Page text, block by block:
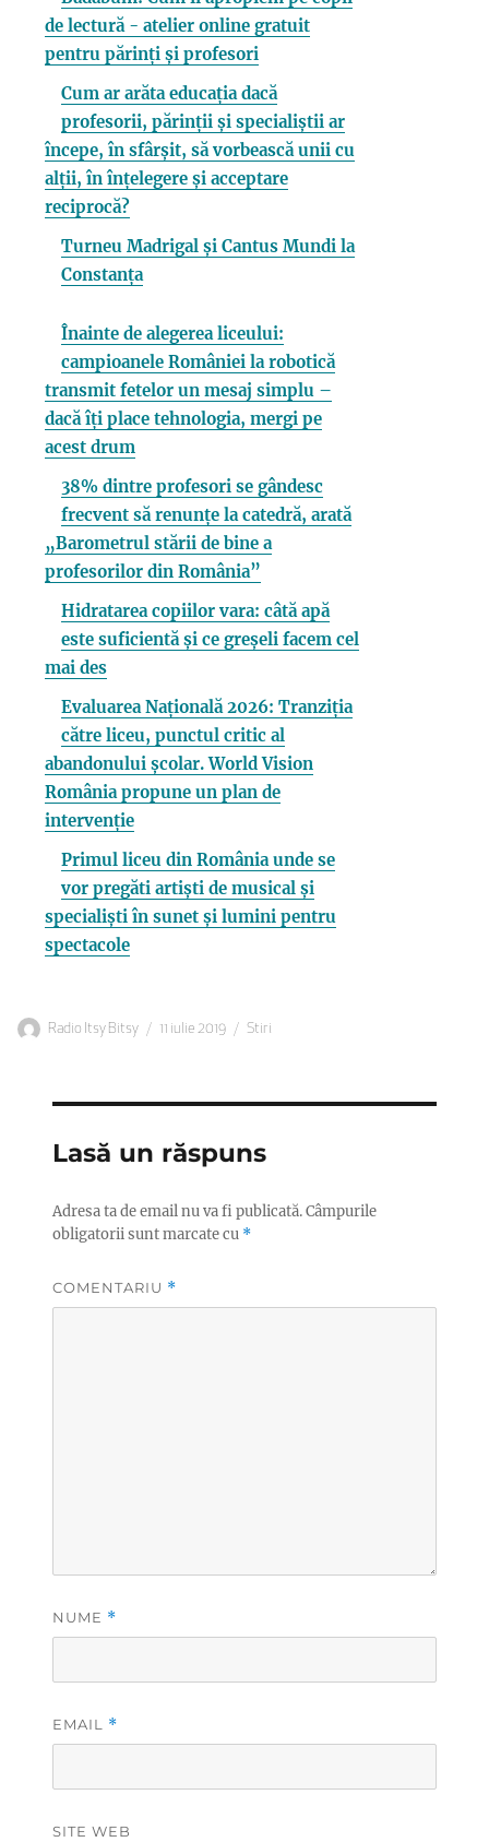
de lectură - atelier online gratuit
pentru părinți și profesori
Cum ar arăta educația dacă
profesorii, părinții și specialiștii ar
începe, în sfârșit, să vorbească unii cu
alții, în înțelegere și acceptare
reciprocă?
Turneu Madrigal și Cantus Mundi la
Constanța
Înainte de alegerea liceului:
campioanele României la robotică
transmit fetelor un mesaj simplu –
dacă îți place tehnologia, mergi pe
acest drum
38% dintre profesori se gândesc
frecvent să renunțe la catedră, arată
„Barometrul stării de bine a
profesorilor din România”
Hidratarea copiilor vara: câtă apă
este suficientă și ce greșeli facem cel
mai des
Evaluarea Națională 2026: Tranziția
către liceu, punctul critic al
abandonului școlar. World Vision
România propune un plan de
intervenție
Primul liceu din România unde se
vor pregăti artiști de musical și
specialiști în sunet și lumini pentru
spectacole
Autor
Radio Itsy Bitsy
Publicat
11 iulie 2019 Categorii
Stiri
Lasă un răspuns
Adresa ta de email nu va fi publicată.Câmpurile
obligatorii sunt marcate cu *
COMENTARIU *
NUME *
EMAIL *
SITE WEB